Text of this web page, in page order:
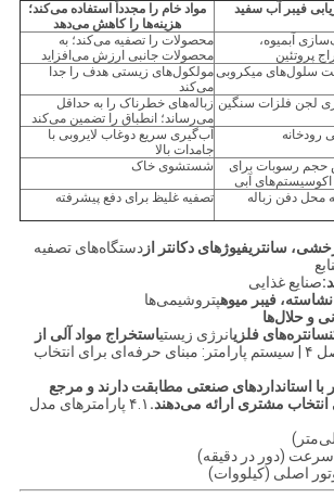
فیبر آب سفید
مواد خام را مجدداً استفاده می‌کند؛
هزینه‌ها را کاهش می‌دهد
آبمیوه،
پروتئین
محصولات را تصفیه می‌کند؛ به
محصولات جانبی ارزش می‌افزاید
سلول‌های میکروبیمولکول‌های زیستی هدف را جدا
می‌کند
لجن فلزات سنگین زباله‌های خطرناک را به حداقل
می‌رساند؛ انطباق را تضمین می‌کند
رودخانه
آب‌گیری سریع دوغاب لایروبی با
جامدات بالا
رسوبات برای
اکوسیستم‌های آبی
شستشوی خاک
محل دفن زباله تصفیه غلیظ برای دفع پیشرفته
سانتریفیوژهای دکانتر از دستگاه‌های تصفیه
صنایع غذایی
نشاسته، فیبر میوهپتروشیمی‌ها
و حلال‌ها
فلزیانرژی زیستیاستخراج مواد آلی از
فصل ۴ | سیستم پارامتر: مبنای حرفه‌ای برای انتخاب
استانداردهای صنعتی مطابقت دارند و مرجع
انتخاب مشتری ارائه می‌دهند.
۴.۱ پارامترهای مدل
سرعت (دور در دقیقه)
اصلی (کیلووات)